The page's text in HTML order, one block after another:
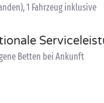
1 Fahrzeug inklusive
Betten bei Ankunft